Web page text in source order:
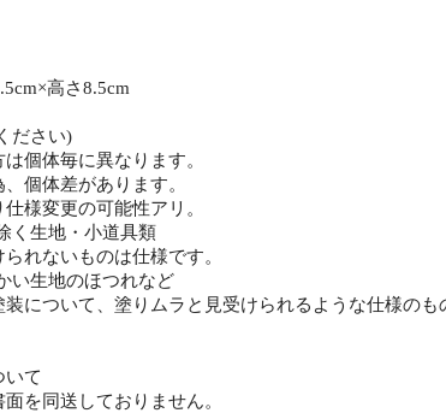
高さ8.5cm
ださい)
個体毎に異なります。
個体差があります。
様変更の可能性アリ。
く生地・小道具類
れないものは仕様です。
い生地のほつれなど
について、塗りムラと見受けられるような仕様の
いて
を同送しておりません。